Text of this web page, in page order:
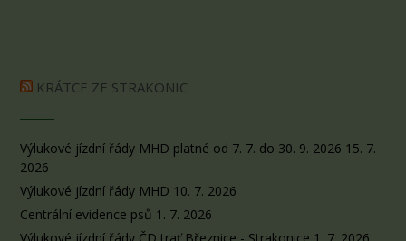
KRÁTCE ZE STRAKONIC
Výlukové jízdní řády MHD platné od 7. 7. do 30. 9. 2026 15. 7.
2026
Výlukové jízdní řády MHD 10. 7. 2026
Centrální evidence psů 1. 7. 2026